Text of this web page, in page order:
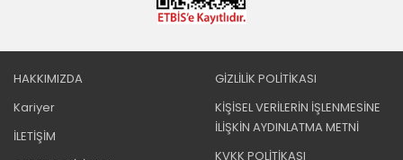
HAKKIMIZDA
Kariyer
İLETİŞİM
GİZLİLİK POLİTİKASI
KİŞİSEL VERİLERİN İŞLENMESİNE
İLİŞKİN AYDINLATMA METNİ
KVKK POLİTİKASI